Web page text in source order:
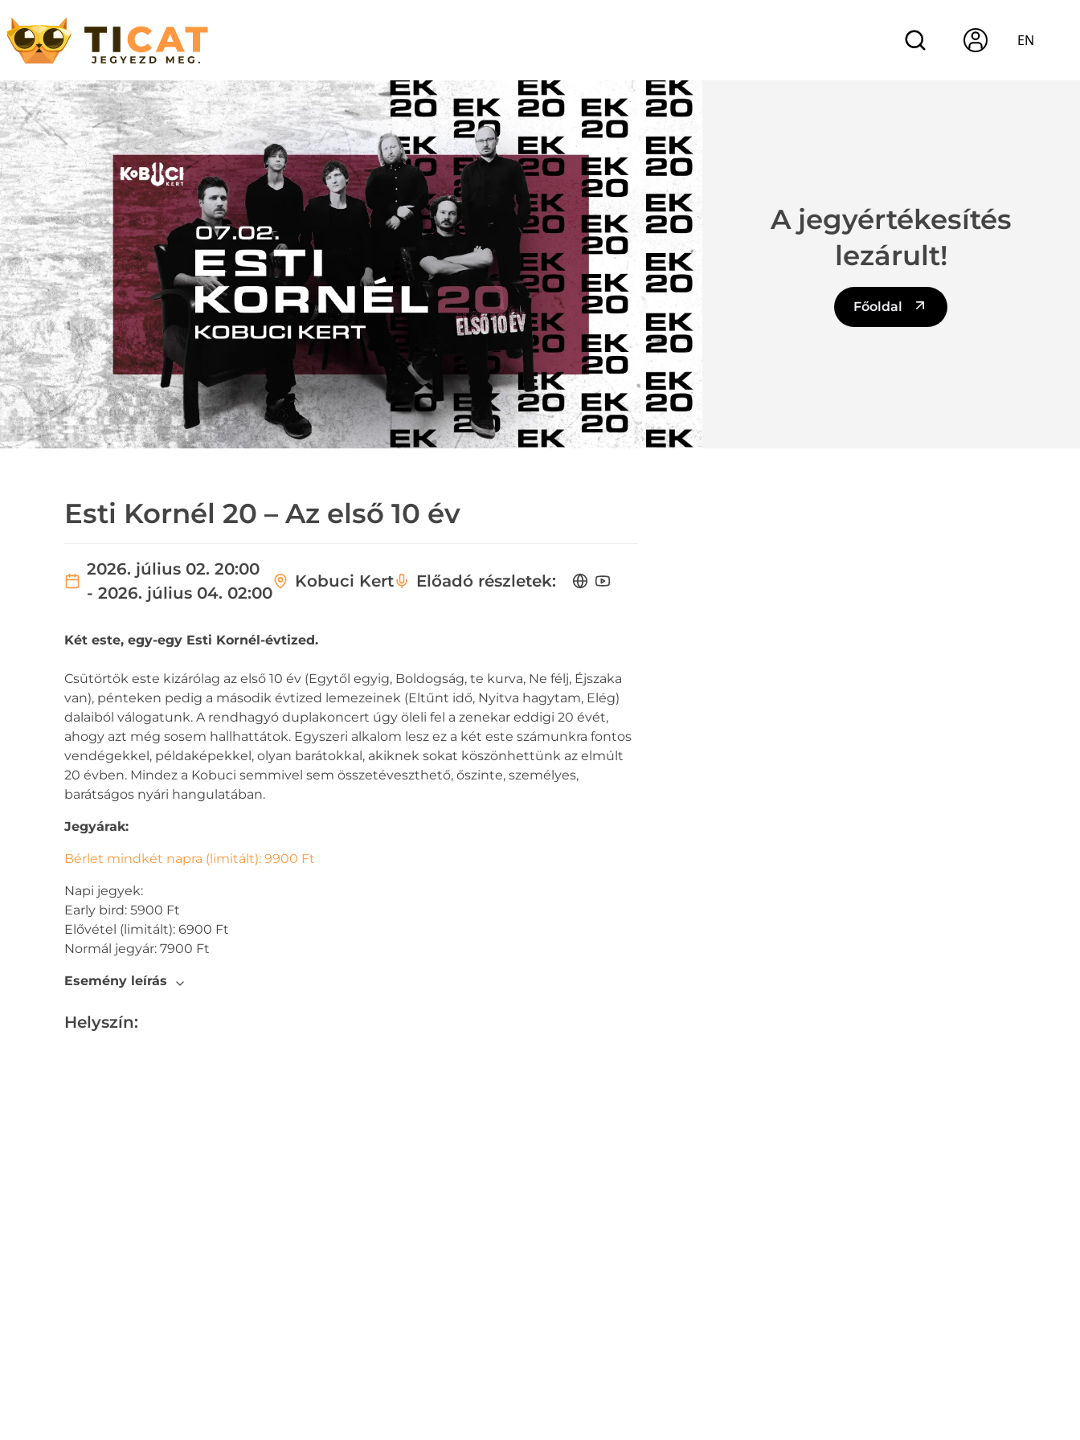
EN
Esti Kornél 20 – Az első 10 év
2026. július 02. 20:00
- 2026. július 04. 02:00
Kobuci Kert Előadó részletek:
A jegyértékesítés
lezárult!
Főoldal
Két este, egy-egy Esti Kornél-évtized.
Csütörtök este kizárólag az első 10 év (Egytől egyig, Boldogság, te kurva, Ne félj, Éjszaka
van), pénteken pedig a második évtized lemezeinek (Eltűnt idő, Nyitva hagytam, Elég)
dalaiból válogatunk. A rendhagyó duplakoncert úgy öleli fel a zenekar eddigi 20 évét,
ahogy azt még sosem hallhattátok. Egyszeri alkalom lesz ez a két este számunkra fontos
vendégekkel, példaképekkel, olyan barátokkal, akiknek sokat köszönhettünk az elmúlt
20 évben. Mindez a Kobuci semmivel sem összetéveszthető, őszinte, személyes,
barátságos nyári hangulatában.
Jegyárak:
Bérlet mindkét napra (limitált): 9900 Ft
Napi jegyek:
Early bird: 5900 Ft
Elővétel (limitált): 6900 Ft
Normál jegyár: 7900 Ft
Esemény leírás
Helyszín: